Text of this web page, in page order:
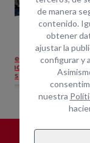
Grupo 5kva
Indique
para
precios
de manera
contenido.
obtener
ajustar la
configurar y
nuestra